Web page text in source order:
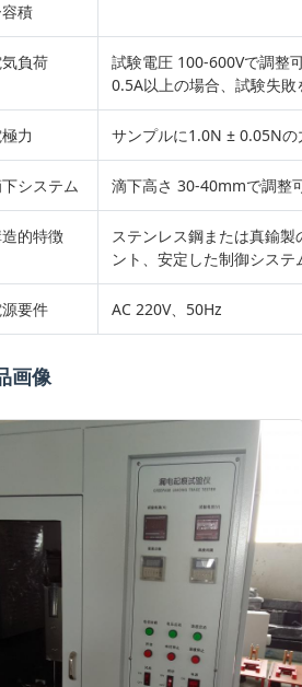
積
負荷
試験電圧 100-600Vで調整
0.5A以上の場合、試験失敗
力 サンプルに1.0N ± 0.05N
システム 滴下高さ 30-40mmで調整
的特徴
ステンレス鋼または真鍮
ント、安定した制御システ
要件 AC 220V、50Hz
画像